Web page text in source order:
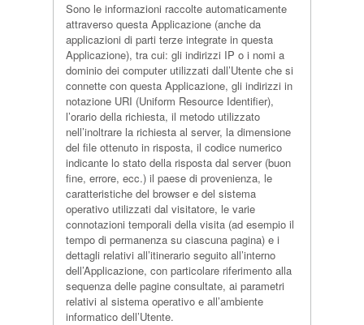
Sono le informazioni raccolte automaticamente
attraverso questa Applicazione (anche da
applicazioni di parti terze integrate in questa
Applicazione), tra cui: gli indirizzi IP o i nomi a
dominio dei computer utilizzati dall’Utente che si
connette con questa Applicazione, gli indirizzi in
notazione URI (Uniform Resource Identifier),
l’orario della richiesta, il metodo utilizzato
nell’inoltrare la richiesta al server, la dimensione
del file ottenuto in risposta, il codice numerico
indicante lo stato della risposta dal server (buon
fine, errore, ecc.) il paese di provenienza, le
caratteristiche del browser e del sistema
operativo utilizzati dal visitatore, le varie
connotazioni temporali della visita (ad esempio il
tempo di permanenza su ciascuna pagina) e i
dettagli relativi all’itinerario seguito all’interno
dell’Applicazione, con particolare riferimento alla
sequenza delle pagine consultate, ai parametri
relativi al sistema operativo e all’ambiente
informatico dell’Utente.